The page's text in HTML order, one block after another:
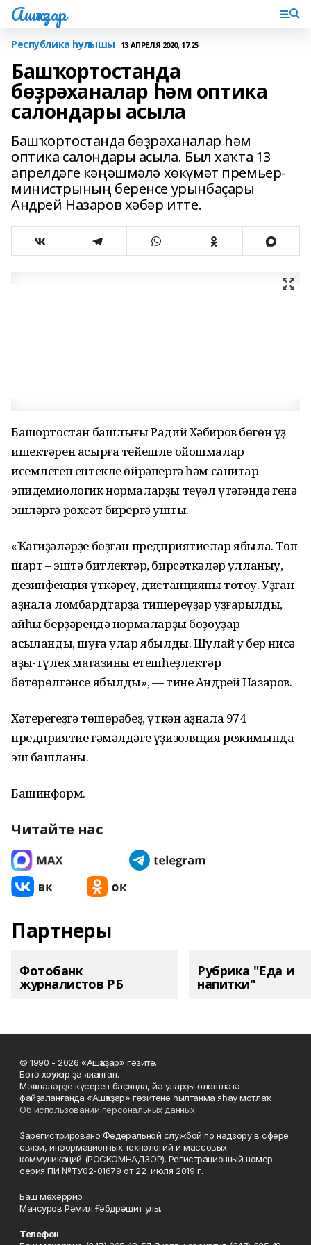
Ашҡаҙар
Республика һулышы 13 АПРЕЛЯ 2020, 17:25
Башҡортостанда
бөҙрәханалар һәм оптика
салондары асыла
Башҡортостанда бөҙрәханалар һәм
оптика салондары асыла. Был хаҡта 13
апрелдәге кәңәшмәлә хөкүмәт премьер-
министрының беренсе урынбаҫары
Андрей Назаров хәбәр итте.
Башҡортостан башлығы Радий Хәбиров бөгөн үҙ
ишектәрен асырға тейешле ойошмалар
исемлеген ентекле өйрәнергә һәм санитар-
эпидемиологик нормаларҙы теүәл үтәгәндә генә
эшләргә рөхсәт бирергә ҡушты.
«Ҡағиҙәләрҙе боҙған предприятиелар ябыла. Төп
шарт – эштә битлектәр, бирсәткәләр ҡулланыу,
дезинфекция үткәреү, дистанцияны тотоу. Уҙған
аҙнала ломбардтарҙа тишереүҙәр уҙғарылды,
ҡайһы берҙәрендә нормаларҙы боҙоуҙар
асыҡланды, шуға улар ябылды. Шулай уҡ бер нисә
аҙыҡ-түлек магазины етешһеҙлектәр
бөтөрөлгәнсе ябылды», — тине Андрей Назаров.
Хәтерегеҙгә төшөрәбеҙ, үткән аҙнала 974
предприятие ғәмәлдәге үҙизоляция режимында
эш башланы.
Башинформ.
Читайте нас
Партнеры
Фотобанк
журналистов РБ
Рубрика "Еда и
напитки"
© 1990 - 2026 «Ашҡаҙар» гәзите.
Бөтә хоҡуҡтар ҙа яҡланған.
Мәҡәләләрҙе күсереп баҫҡанда, йә уларҙы өлөшләтә
файҙаланғанда «Ашҡаҙар» гәзитенә һылтанма яһау мотлаҡ.
Об использовании персональных данных
Зарегистрировано Федеральной службой по надзору в сфере
связи, информационных технологий и массовых
коммуникаций (РОСКОМНАДЗОР). Регистрационный номер:
серия ПИ №ТУ02-01679 от 22 июля 2019 г.
Баш мөхәррир
Мансуров Рәмил Ғәбдрәшит улы.
Телефон